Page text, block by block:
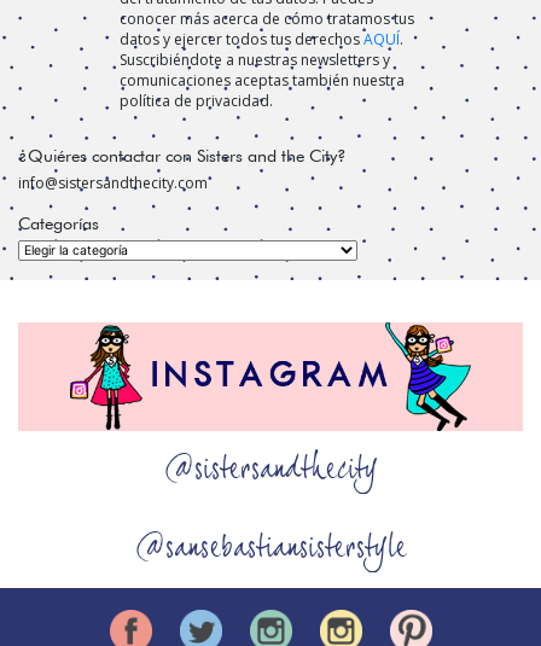
conocer más acerca de cómo tratamos tus
datos y ejercer todos tus derechosAQUÍ.
Suscribiéndote a nuestras newsletters y
comunicaciones aceptas también nuestra
política de privacidad.
¿Quiéres contactar con Sisters and the City?
info@sistersandthecity.com
Categorías
Categorías
@sistersandthecity
@sansebastiansisterstyle